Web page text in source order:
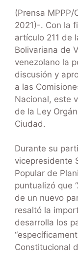
(Prensa
2021)-. Con la
artículo 211 de
Bolivariana de
venezolano la
discusión y
a las
Nacional, este
de la Ley
Ciudad.
Durante su
vicepresidente
Popular de
puntualizó que
de un nuevo
resaltó la
desarrolla los
Constitucional